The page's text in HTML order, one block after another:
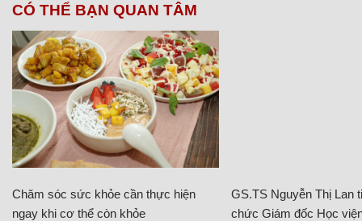
CÓ THỂ BẠN QUAN TÂM
Chăm sóc sức khỏe cần thực hiện
ngay khi cơ thể còn khỏe
GS.TS Nguyễn Thị Lan
chức Giám đốc Học